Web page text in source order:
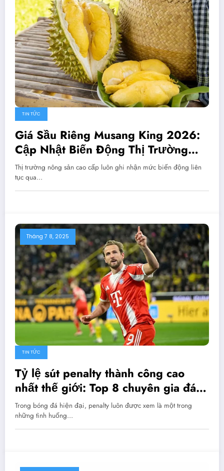
TIN TỨC
Giá Sầu Riêng Musang King 2026:
Cập Nhật Biến Động Thị Trường
Mới Nhất
Thị trường nông sản cao cấp luôn ghi nhận mức biến động liên
tục qua…
Tháng 7 8, 2025
TIN TỨC
Tỷ lệ sút penalty thành công cao
nhất thế giới: Top 8 chuyên gia đá
phạt đền xuất sắc nhất
Trong bóng đá hiện đại, penalty luôn được xem là một trong
những tình huống…